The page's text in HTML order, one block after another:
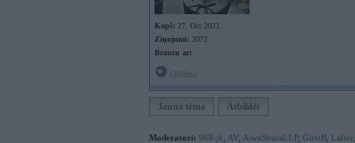
Kopš: 27. Oct 2023
Ziņojumi: 2072
Braucu ar:
Jauna tēma Atbildēt
Moderatori: 968-jk AV AiwaShuraLLP, GirtzB Lafter